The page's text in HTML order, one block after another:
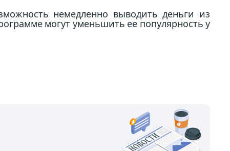
немедленно выводить деньги из
могут уменьшить ее популярность у